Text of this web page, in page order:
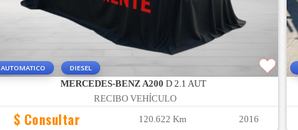
AUTOMATICO DIESEL
MERCEDES-BENZ A200 D 2.1 AUT
RECIBO VEHÍCULO
$ Consultar 120.622 Km 2016